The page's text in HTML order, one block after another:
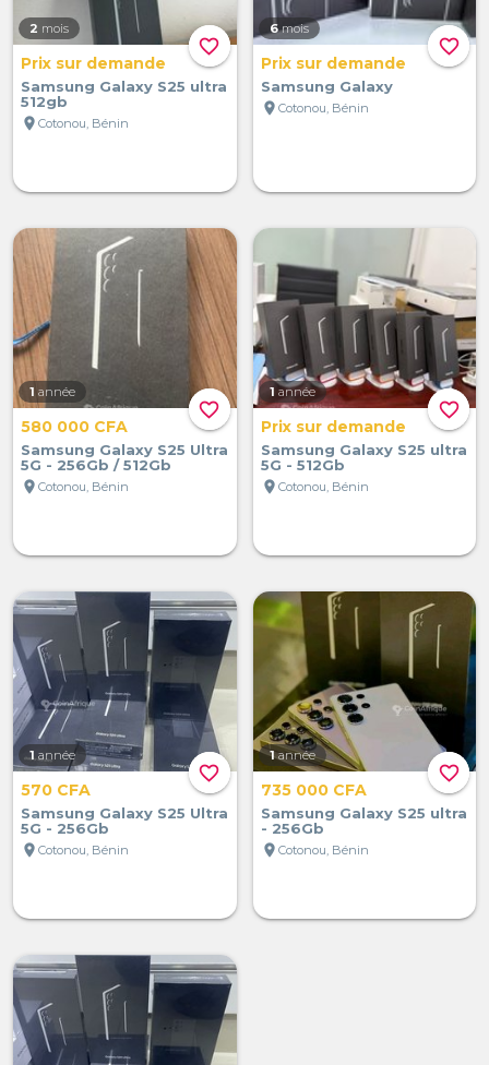
favorite_border
2 mois
Prix sur demande
Samsung Galaxy S25 ultra
512gb
location_on Cotonou, Bénin
favorite_border
6 mois
Prix sur demande
Samsung Galaxy
location_on Cotonou, Bénin
favorite_border
1 année
580 000 CFA
Samsung Galaxy S25 Ultra
5G - 256Gb / 512Gb
location_on Cotonou, Bénin
favorite_border
1 année
Prix sur demande
Samsung Galaxy S25 ultra
5G - 512Gb
location_on Cotonou, Bénin
favorite_border
1 année
570 CFA
Samsung Galaxy S25 Ultra
5G - 256Gb
location_on Cotonou, Bénin
favorite_border
1 année
735 000 CFA
Samsung Galaxy S25 ultra
- 256Gb
location_on Cotonou, Bénin